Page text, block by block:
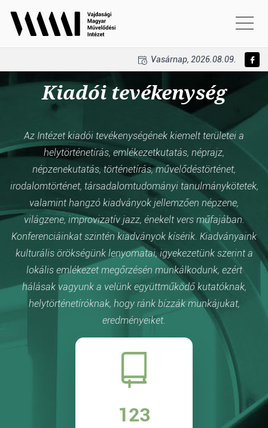
Vasárnap, 2026.08.09.
Kiadói tevékenység
Az Intézet kiadói tevékenységének kiemelt területei a
helytörténetírás, emlékezetkutatás, néprajz,
népzenekutatás, történetírás, művelődéstörténet,
irodalomtörténet, társadalomtudományi tanulmánykötetek,
valamint hangzó kiadványok jellemzően népzene,
világzene, improvizatív jazz, énekelt vers műfajában.
Konferenciáinkat szintén kiadványok kísérik. Kiadványaink
kulturális örökségünk lenyomatai, igyekezetünk szerint a
lokális emlékezet megőrzésén munkálkodunk, ezért
hálásak vagyunk a velünk együttműködő kutatóknak,
helytörténetíróknak, hogy ránk bízzák munkájukat,
eredményeiket.
123